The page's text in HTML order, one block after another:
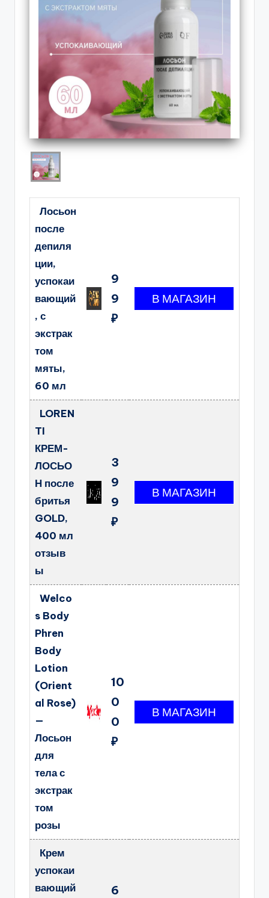
Лосьон
после
депиля
ции,
успокаи
вающий
, с
экстрак
том
мяты,
60 мл
9
9
₽
LOREN
TI
КРЕМ-
ЛОСЬО
Н после
бритья
GOLD,
400 мл
отзыв
ы
3
9
9
₽
Welco
s Body
Phren
Body
Lotion
(Orient
al Rose)
—
Лосьон
для
тела с
экстрак
том
розы
10
0
0
₽
Крем
успокаи
вающий
6